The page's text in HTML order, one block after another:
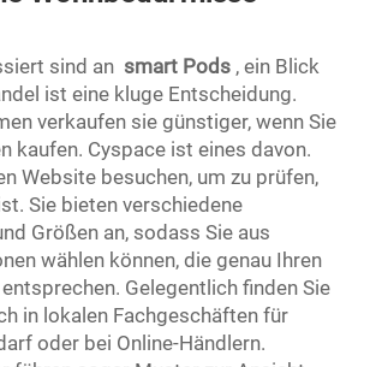
sind an smart Pods , ein Blick
ist eine kluge Entscheidung.
verkaufen sie günstiger, wenn Sie
kaufen. Cyspace ist eines davon.
Website besuchen, um zu prüfen,
Sie bieten verschiedene
Größen an, sodass Sie aus
wählen können, die genau Ihren
Gelegentlich finden Sie
in lokalen Fachgeschäften für
oder bei Online-Händlern.